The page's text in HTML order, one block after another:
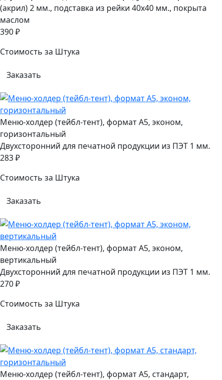
(акрил) 2 мм., подставка из рейки 40х40 мм., покрыта
маслом
390 ₽
Стоимость за Штука
Заказать
Меню-холдер (тейбл-тент), формат А5, эконом,
горизонтальный
Двухсторонний для печатной продукции из ПЭТ 1 мм.
283 ₽
Стоимость за Штука
Заказать
Меню-холдер (тейбл-тент), формат А5, эконом,
вертикальный
Двухсторонний для печатной продукции из ПЭТ 1 мм.
270 ₽
Стоимость за Штука
Заказать
Меню-холдер (тейбл-тент), формат А5, стандарт,